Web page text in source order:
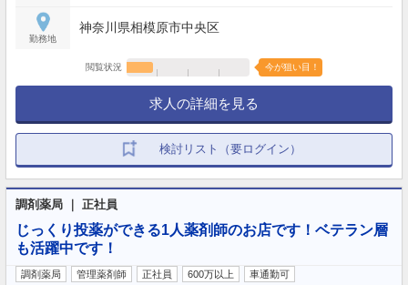
勤務地
神奈川県相模原市中央区
閲覧状況 今が狙い目！
求人の詳細を見る
検討リスト（要ログイン）
調剤薬局 ｜ 正社員
じっくり投薬ができる1人薬剤師のお店です！ベテラン層
も活躍中です！
調剤薬局 管理薬剤師 正社員 600万以上
車通勤可